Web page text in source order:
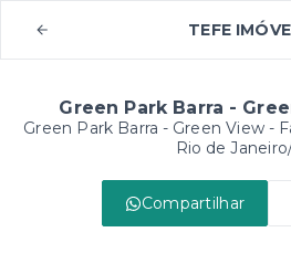
TEFE
Green Park Barra -
Green Park Barra - Green View -
Rio de
Compartilhar